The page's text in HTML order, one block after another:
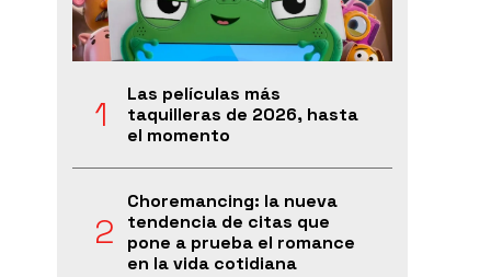
Las películas más
taquilleras de 2026, hasta
el momento
Choremancing: la nueva
tendencia de citas que
pone a prueba el romance
en la vida cotidiana